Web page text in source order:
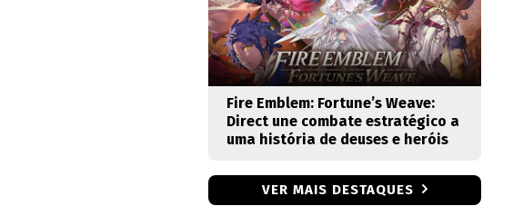
Fire Emblem: Fortune’s Weave:
Direct une combate estratégico a
uma história de deuses e heróis
VER MAIS DESTAQUES